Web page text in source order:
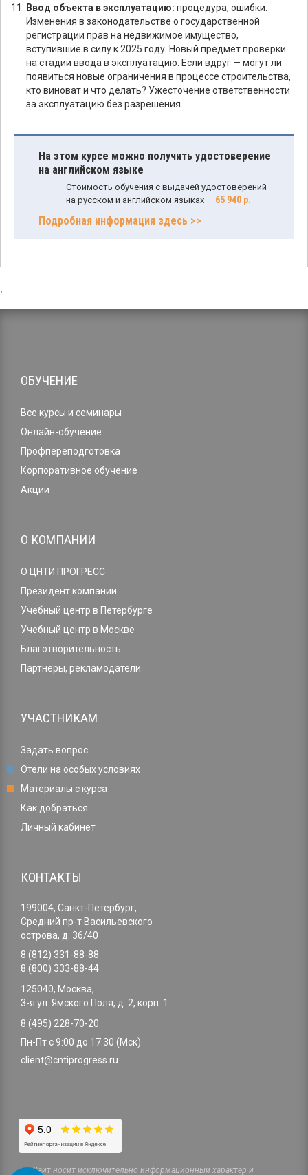
Ввод объекта в эксплуатацию: процедура, ошибки.
Изменения в законодательстве о государственной
регистрации прав на недвижимое имущество,
вступившие в силу к 2025 году. Новый предмет проверки
на стадии ввода в эксплуатацию. Если вдруг — могут ли
появиться новые ограничения в процессе строительства,
кто виноват и что делать? Ужесточение ответственности
за эксплуатацию без разрешения.
На этом курсе можно получить удостоверение
на английском языке
Стоимость обучения с выдачей удостоверений
на русском и английском языках — 65 940 р.
Подробная информация здесь >>
ОБУЧЕНИЕ
Все курсы и семинары
Онлайн-обучение
Профпереподготовка
Корпоративное обучение
Акции
О КОМПАНИИ
О ЦНТИ ПРОГРЕСС
Президент компании
Учебный центр в Петербурге
Учебный центр в Москве
Благотворительность
Партнеры, рекламодатели
УЧАСТНИКАМ
Задать вопрос
Отели на особых условиях
Материалы с курса
Как добраться
Личный кабинет
КОНТАКТЫ
199004, Санкт-Петербург,
Средний пр-т Васильевского
острова, д. 36/40
8 (812) 331-88-88
8 (800) 333-88-44
125040, Москва,
3-я ул. Ямского Поля, д. 2, корп. 1
8 (495) 228-70-20
Пн-Пт с 9:00 до 17:30 (Мск)
client@cntiprogress.ru
Cайт носит исключительно информационный характер и